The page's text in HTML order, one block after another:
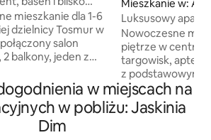
mieszkanie dla 1-6
dzielnicy Tosmur w
salon
2 balkony, jeden z
Ładny basen, 400
za dzień, jeśli
lub dłużej, cena
Mieszkanie w:
Luksusowy
Mahmutlar w
Nowoczesne
piętrze w
targowisk, aptek i
z podstawowymi
3 minuty do
centrum
spacerem do
w miejscach na
w pobliżu: Jaskinia
Dim